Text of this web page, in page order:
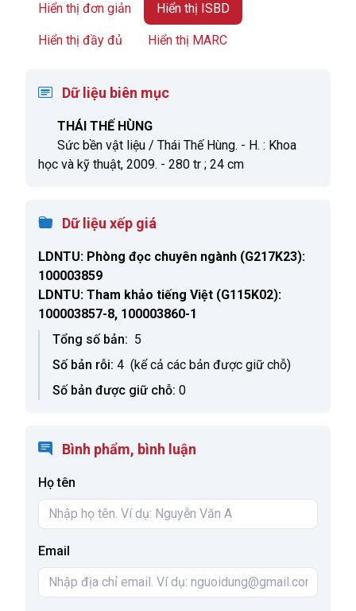
Hiển thị đơn giản Hiển thị ISBD
Hiển thị đầy đủ Hiển thị MARC
Dữ liệu biên mục
THÁI THẾ HÙNG
Sức bền vật liệu / Thái Thế Hùng. - H. : Khoa
học và kỹ thuật, 2009. - 280 tr ; 24 cm
Dữ liệu xếp giá
LDNTU: Phòng đọc chuyên ngành (G217K23):
100003859
LDNTU: Tham khảo tiếng Việt (G115K02):
100003857-8, 100003860-1
Tổng số bản: 5
Số bản rỗi: 4 (kể cả các bản được giữ chỗ)
Số bản được giữ chỗ: 0
Bình phẩm, bình luận
Họ tên
Email